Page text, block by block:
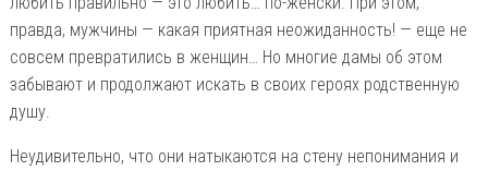
правда, мужчины — какая приятная неожиданность! — еще не
совсем превратились в женщин… Но многие дамы об этом
забывают и продолжают искать в своих героях родственную
душу.
Неудивительно, что они натыкаются на стену непонимания и